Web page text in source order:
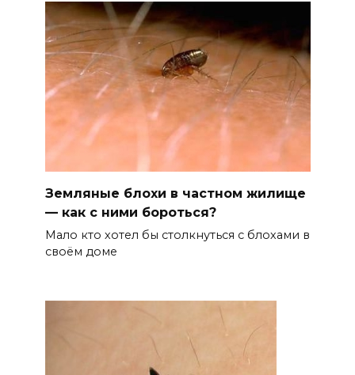
Земляные блохи в частном жилище
— как с ними бороться?
Мало кто хотел бы столкнуться с блохами в
своём доме